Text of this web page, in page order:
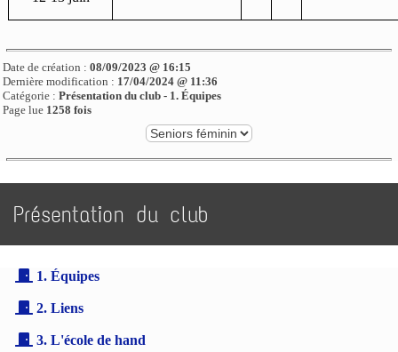
Date de création :08/09/2023 @ 16:15
Dernière modification : 17/04/2024 @ 11:36
Catégorie :Présentation du club - 1. Équipes
Page lue 1258 fois
Présentation du club
1. Équipes
2. Liens
3. L'école de hand